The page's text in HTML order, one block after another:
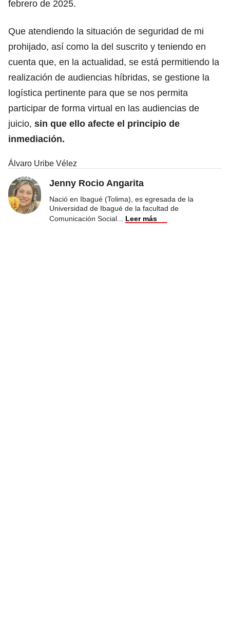
febrero de 2025.
Que atendiendo la situación de seguridad de mi
prohijado, así como la del suscrito y teniendo en
cuenta que, en la actualidad, se está permitiendo la
realización de audiencias híbridas, se gestione la
logística pertinente para que se nos permita
participar de forma virtual en las audiencias de
juicio, sin que ello afecte el principio de
inmediación.
Álvaro Uribe Vélez
Jenny Rocio Angarita
Nació en Ibagué (Tolima), es egresada de la
Universidad de Ibagué de la facultad de
Comunicación Social
Leer más